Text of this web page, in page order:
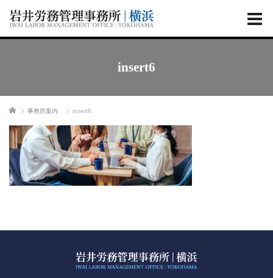
insert6
ホーム 事務所案内 insert6